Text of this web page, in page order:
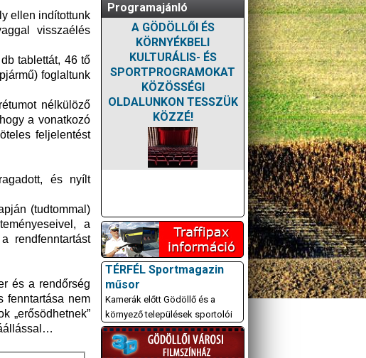
ellen indítottunk
visszaélés
tablettát, 46 tő
foglaltunk
nélkülöző
a vonatkozó
feljelentést
és nyílt
(tudtommal)
a
rendfenntartást
és a rendőrség
fenntartása nem
„erősödhetnek”
Programajánló
A GÖDÖLLŐI ÉS
KÖRNYÉKBELI
KULTURÁLIS- ÉS
SPORTPROGRAMOKAT
KÖZÖSSÉGI
OLDALUNKON TESSZÜK
KÖZZÉ!
TÉRFÉL Sportmagazin
műsor
Kamerák előtt Gödöllő és a
környező települések sportolói